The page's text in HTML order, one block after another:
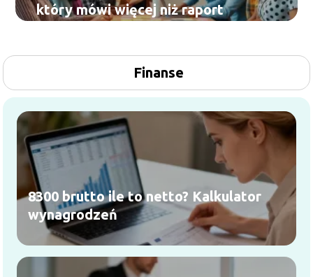
który mówi więcej niż raport
Finanse
8300 brutto ile to netto? Kalkulator
wynagrodzeń